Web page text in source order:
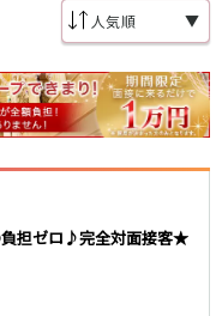
▼
負担ゼロ♪完全対面接客★
・芦屋
加古川・明石
駅